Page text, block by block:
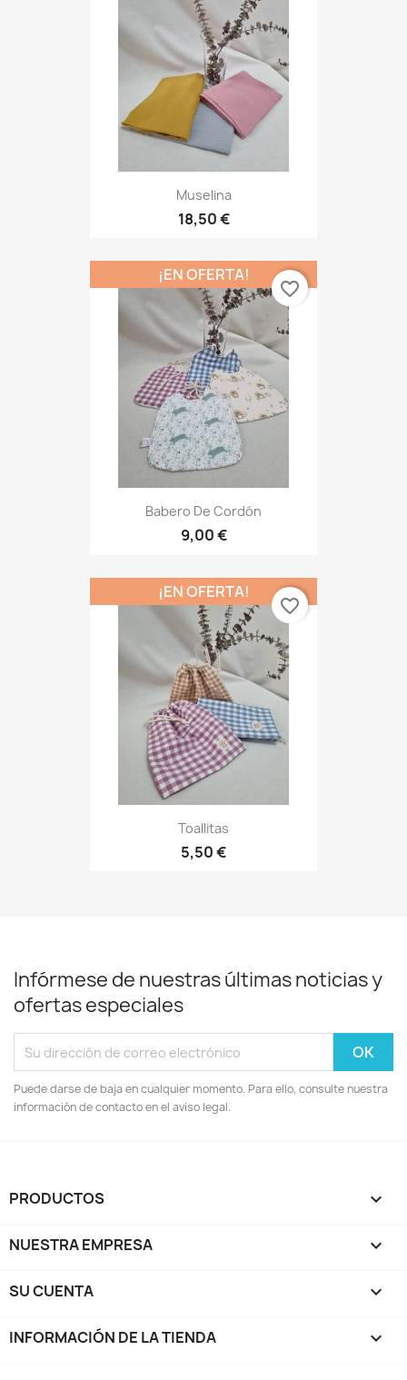
Muselina
18,50 €
Babero De Cordón
9,00 €
¡EN OFERTA!
favorite_border
Toallitas
5,50 €
¡EN OFERTA!
favorite_border
Infórmese de nuestras últimas noticias y
ofertas especiales
Puede darse de baja en cualquier momento. Para ello, consulte nuestra
información de contacto en el aviso legal.
PRODUCTOS 
NUESTRA EMPRESA 
SU CUENTA 
INFORMACIÓN DE LA TIENDA keyboard_arrow_down